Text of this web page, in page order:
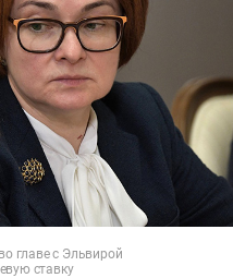
главе с Эльвирой
ставку